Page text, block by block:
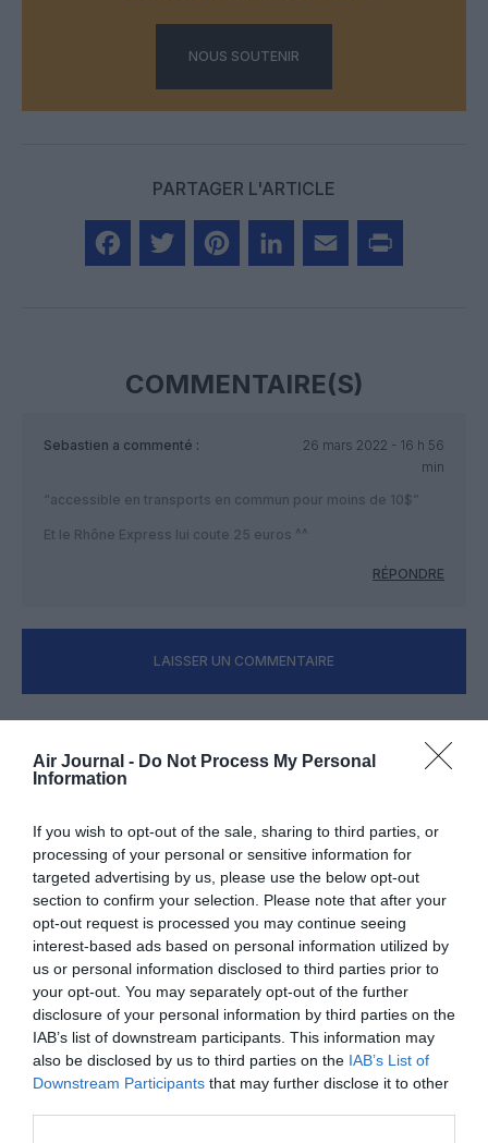
Air Journal - Do Not Process My Personal
Information
If you wish to opt-out of the sale, sharing to third parties, or
processing of your personal or sensitive information for
targeted advertising by us, please use the below opt-out
section to confirm your selection. Please note that after your
opt-out request is processed you may continue seeing
interest-based ads based on personal information utilized by
us or personal information disclosed to third parties prior to
your opt-out. You may separately opt-out of the further
disclosure of your personal information by third parties on the
IAB’s list of downstream participants. This information may
also be disclosed by us to third parties on the IAB’s List of
Downstream Participants that may further disclose it to other
NOUS SOUTENIR
PARTAGER L'ARTICLE
COMMENTAIRE(S)
Sebastien a commenté :
26 mars 2022 - 16 h 56
min
“accessible en transports en commun pour moins de 10$”
Et le Rhône Express lui coute 25 euros ^^
RÉPONDRE
LAISSER UN COMMENTAIRE
FAIRE UN DON
Soutenez Air Journal participezà son
développement !
NOUS SOUTENIR